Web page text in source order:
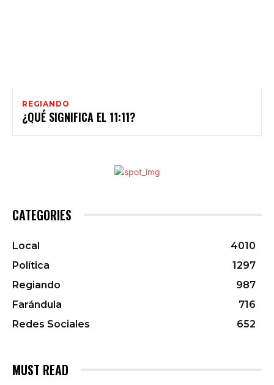
REGIANDO
¿QUÉ SIGNIFICA EL 11:11?
CATEGORIES
Local
4010
Política
1297
Regiando
987
Farándula
716
Redes Sociales
652
MUST READ